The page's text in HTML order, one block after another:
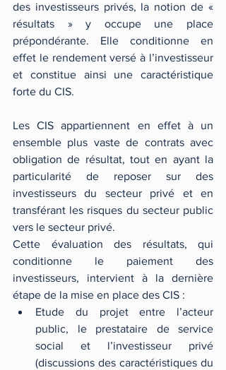
des investisseurs privés, la notion de «
résultats » y occupe une place
prépondérante. Elle conditionne en
effet le rendement versé à l’investisseur
et constitue ainsi une caractéristique
forte du CIS.
Les CIS appartiennent en effet à un
ensemble plus vaste de contrats avec
obligation de résultat, tout en ayant la
particularité de reposer sur des
investisseurs du secteur privé et en
transférant les risques du secteur public
vers le secteur privé.
Cette évaluation des résultats, qui
conditionne le paiement des
investisseurs, intervient à la dernière
étape de la mise en place des CIS :
Etude du projet entre l’acteur
public, le prestataire de service
social et l’investisseur privé
(discussions des caractéristiques du